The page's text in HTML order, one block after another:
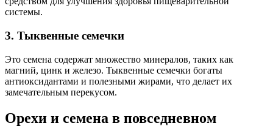
системы.
3. Тыквенные семечки
Это семена содержат множество минералов, таких как
магний, цинк и железо. Тыквенные семечки богаты
антиоксидантами и полезными жирами, что делает их
замечательным перекусом.
Орехи и семена в повседневном